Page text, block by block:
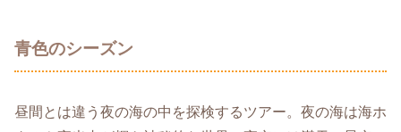
青色のシーズン
昼間とは違う夜の海の中を探検するツアー。夜の海は海ホ